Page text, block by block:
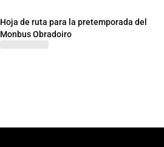
Hoja de ruta para la pretemporada del
Monbus Obradoiro